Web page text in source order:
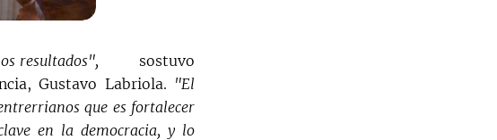
resultados",
sostuvo
Gustavo Labriola. "El
que es fortalecer
en la democracia, y lo